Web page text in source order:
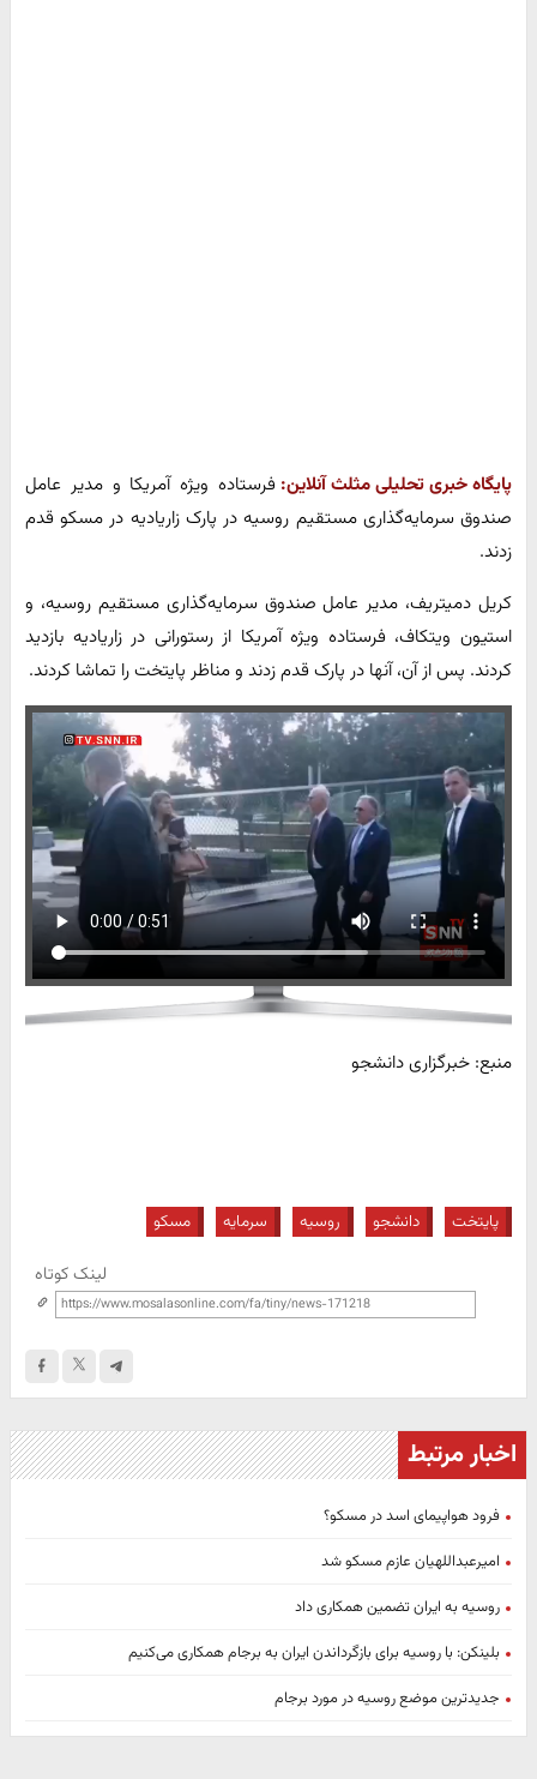
پایگاه خبری تحلیلی مثلث آنلاین: فرستاده ویژه آمریکا و مدیر عامل
صندوق سرمایه‌گذاری مستقیم روسیه در پارک زاریادیه در مسکو قدم
زدند.
کریل دمیتریف، مدیر عامل صندوق سرمایه‌گذاری مستقیم روسیه، و
استیون ویتکاف، فرستاده ویژه آمریکا از رستورانی در زاریادیه بازدید
کردند. پس از آن، آنها در پارک قدم زدند و مناظر پایتخت را تماشا کردند.
منبع: خبرگزاری دانشجو
پایتخت دانشجو روسیه سرمایه مسکو
لینک کوتاه
اخبار مرتبط
فرود هواپیمای اسد در مسکو؟
امیرعبداللهیان عازم مسکو شد
روسیه به ایران تضمین همکاری داد
بلینکن: با روسیه برای بازگرداندن ایران به برجام همکاری می‌کنیم
جدیدترین موضع روسیه در مورد برجام